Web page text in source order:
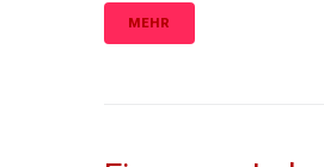
MEHR